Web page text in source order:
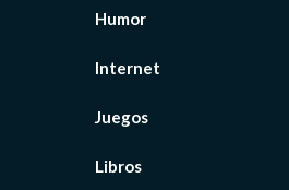
Humor
Internet
Juegos
Libros